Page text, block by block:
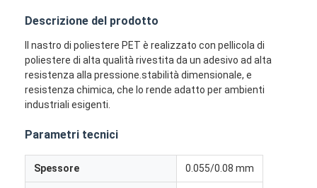
Descrizione del prodotto
Il nastro di poliestere PET è realizzato con pellicola di
poliestere di alta qualità rivestita da un adesivo ad alta
resistenza alla pressione.stabilità dimensionale, e
resistenza chimica, che lo rende adatto per ambienti
industriali esigenti.
Parametri tecnici
Spessore 0.055/0.08 mm